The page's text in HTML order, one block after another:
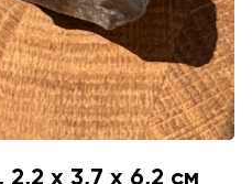
х 3,7 х 6,2 см